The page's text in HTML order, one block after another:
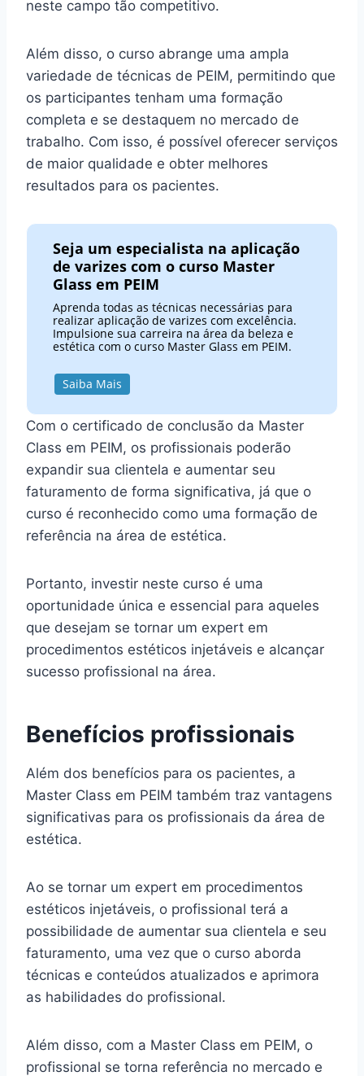
neste campo tão competitivo.
Além disso, o curso abrange uma ampla
variedade de técnicas de PEIM, permitindo que
os participantes tenham uma formação
completa e se destaquem no mercado de
trabalho. Com isso, é possível oferecer serviços
de maior qualidade e obter melhores
resultados para os pacientes.
Seja um especialista na aplicação
de varizes com o curso Master
Glass em PEIM
Aprenda todas as técnicas necessárias para
realizar aplicação de varizes com excelência.
Impulsione sua carreira na área da beleza e
estética com o curso Master Glass em PEIM.
Saiba Mais
Com o certificado de conclusão da Master
Class em PEIM, os profissionais poderão
expandir sua clientela e aumentar seu
faturamento de forma significativa, já que o
curso é reconhecido como uma formação de
referência na área de estética.
Portanto, investir neste curso é uma
oportunidade única e essencial para aqueles
que desejam se tornar um expert em
procedimentos estéticos injetáveis e alcançar
sucesso profissional na área.
Benefícios profissionais
Além dos benefícios para os pacientes, a
Master Class em PEIM também traz vantagens
significativas para os profissionais da área de
estética.
Ao se tornar um expert em procedimentos
estéticos injetáveis, o profissional terá a
possibilidade de aumentar sua clientela e seu
faturamento, uma vez que o curso aborda
técnicas e conteúdos atualizados e aprimora
as habilidades do profissional.
Além disso, com a Master Class em PEIM, o
profissional se torna referência no mercado e